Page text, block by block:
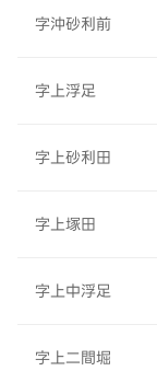
字沖砂利前
字上浮足
字上砂利田
字上塚田
字上中浮足
字上二間堀